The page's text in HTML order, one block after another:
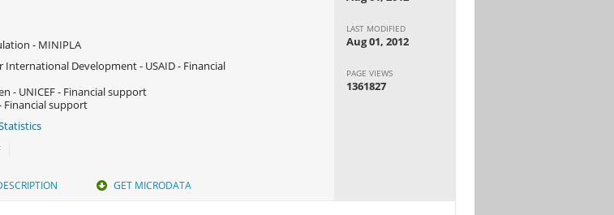
- MINIPLA
International Development - USAID - Financial
- UNICEF - Financial support
Financial support
LAST MODIFIED
Aug 01, 2012
PAGE VIEWS
1361827
GET MICRODATA